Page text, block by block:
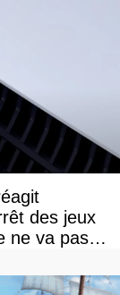
des jeux
ne va pas